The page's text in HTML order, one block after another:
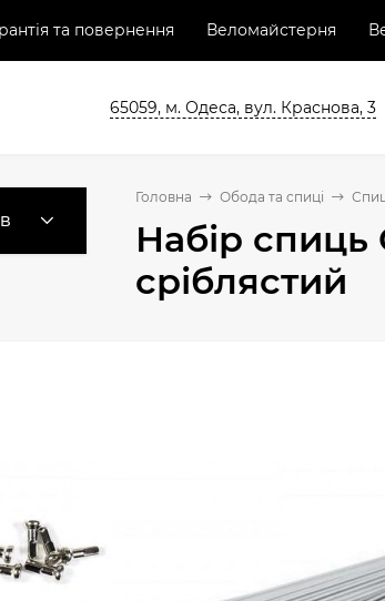
та повернення Веломайстерня
65059, м. Одеса, вул. Краснова, 3
Головна Обода та спиці
Набір спиць
сріблястий